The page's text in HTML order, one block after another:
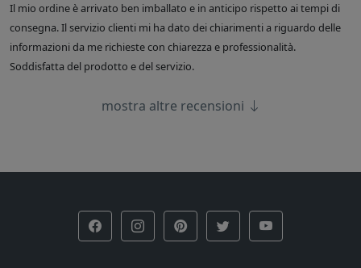
Il mio ordine è arrivato ben imballato e in anticipo rispetto ai tempi di
consegna. Il servizio clienti mi ha dato dei chiarimenti a riguardo delle
informazioni da me richieste con chiarezza e professionalità.
Soddisfatta del prodotto e del servizio.
mostra altre recensioni